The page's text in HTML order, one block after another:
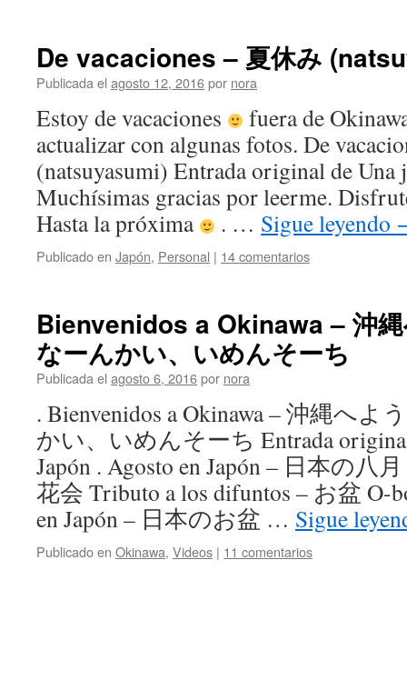
De vacaciones – 夏休み
Publicada el agosto 12, 2016por nora
Estoy de vacaciones
fuera de
actualizar con algunas fotos. De
(natsuyasumi) Entrada original de Una
Muchísimas gracias por leerme.
Hasta la próxima
. … Sigue leyendo
Publicado en Japón, Personal | 14 comentarios
Bienvenidos a Okinawa – 沖
なーんかい、いめんそーち
Publicada el agosto 6, 2016por nora
. Bienvenidos a Okinawa – 沖縄へ
かい、いめんそーち Entrada original
Japón . Agosto en Japón – 日本の八
花会 Tributo a los difuntos – お盆 O-
en Japón – 日本のお盆 … Sigue
Publicado en Okinawa, Videos | 11 comentarios